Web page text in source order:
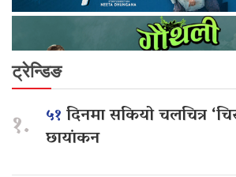
ट्रेन्डिङ
१. ५१दिनमा सकियो चलचित्र
छायांकन